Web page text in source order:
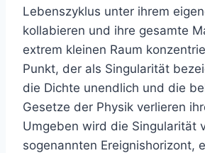
Lebenszyklus unter ihrem
kollabieren und ihre gesamte
extrem kleinen Raum
Punkt, der als Singularität
die Dichte unendlich und die
Gesetze der Physik verlieren
Umgeben wird die Singularität
sogenannten Ereignishorizont,